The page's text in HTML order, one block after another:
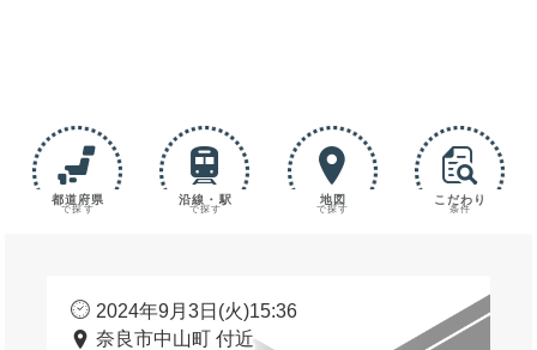
都道府県
で探す
沿線・駅
で探す
地図
で探す
こだわり
条件
2024年9月3日(火)15:36
奈良市中山町 付近